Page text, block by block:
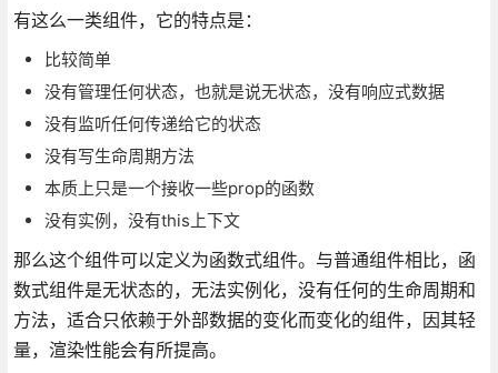
有这么一类组件，它的特点是：
比较简单
没有管理任何状态，也就是说无状态，没有响应式数据
没有监听任何传递给它的状态
没有写生命周期方法
本质上只是一个接收一些prop的函数
没有实例，没有this上下文
那么这个组件可以定义为函数式组件。与普通组件相比，函
数式组件是无状态的，无法实例化，没有任何的生命周期和
方法，适合只依赖于外部数据的变化而变化的组件，因其轻
量，渲染性能会有所提高。